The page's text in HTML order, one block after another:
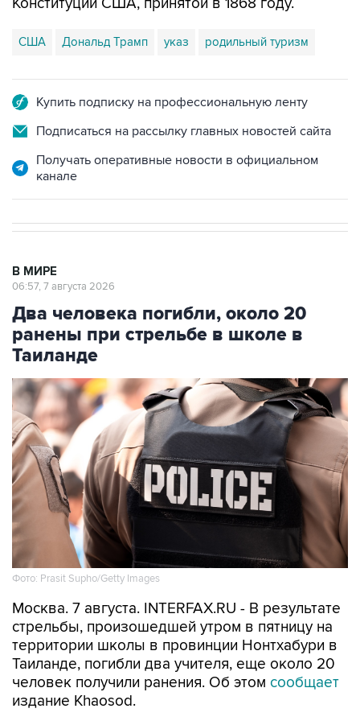
Конституции США, принятой в 1868 году.
США Дональд Трамп указ родильный туризм
Купить подписку на профессиональную ленту
Подписаться на рассылку главных новостей сайта
Получать оперативные новости в официальном
канале
В МИРЕ
06:57, 7 августа 2026
Два человека погибли, около 20
ранены при стрельбе в школе в
Таиланде
Фото: Prasit Supho/Getty Images
Москва. 7 августа. INTERFAX.RU - В результате
стрельбы, произошедшей утром в пятницу на
территории школы в провинции Нонтхабури в
Таиланде, погибли два учителя, еще около 20
человек получили ранения. Об этом сообщает
издание Khaosod.